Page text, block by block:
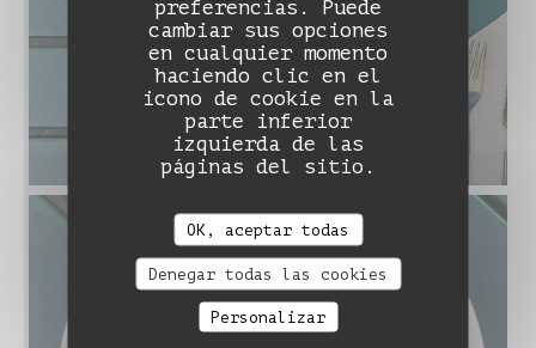
preferencias. Puede
cambiar sus opciones
en cualquier momento
haciendo clic en el
icono de cookie en la
parte inferior
izquierda de las
páginas del sitio.
OK, aceptar todas
Denegar todas las cookies
Personalizar